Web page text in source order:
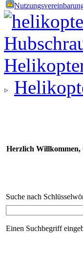
Herzlich Willkommen,
Suche nach
Einen Suchbegriff